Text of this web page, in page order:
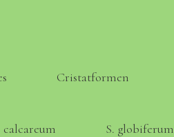
Cristatformen
calcareum S. globiferum